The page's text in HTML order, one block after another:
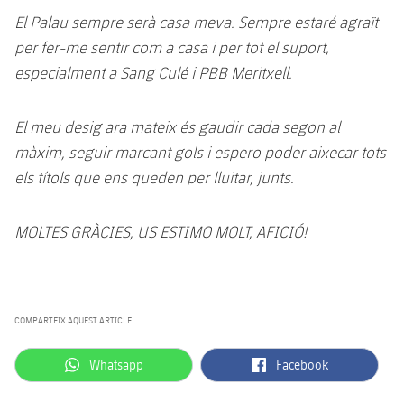
El Palau sempre serà casa meva. Sempre estaré agraït
per fer-me sentir com a casa i per tot el suport,
especialment a Sang Culé i PBB Meritxell.
El meu desig ara mateix és gaudir cada segon al
màxim, seguir marcant gols i espero poder aixecar tots
els títols que ens queden per lluitar, junts.
MOLTES GRÀCIES, US ESTIMO MOLT, AFICIÓ!
COMPARTEIX AQUEST ARTICLE
label.aria.whatsapp
Whatsapp label.aria.facebook
Facebook